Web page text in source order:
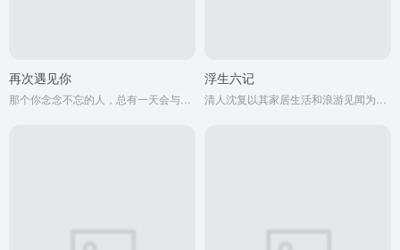
再次遇见你
那个你念念不忘的人，总有一天会与你再次相遇。
浮生六记
清人沈复以其家居生活和浪游见闻为内容写成的《浮生六记》，为中国文学史上的一支奇葩。